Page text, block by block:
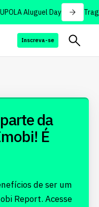
Aluguel Day
Inscreva-se
da
É
de ser um
Report. Acesse